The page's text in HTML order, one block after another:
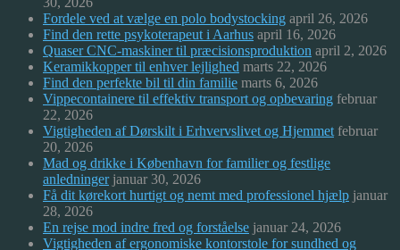
Fordele ved at vælge en polo bodystocking april 26, 2026
Find den rette psykoterapeut i Aarhus april 16, 2026
Quaser CNC-maskiner til præcisionsproduktion april 2, 2026
Keramikkopper til enhver lejlighed marts 22, 2026
Find den perfekte bil til din familie marts 6, 2026
Vippecontainere til effektiv transport og opbevaring februar
22, 2026
Vigtigheden af Dørskilt i Erhvervslivet og Hjemmet februar
20, 2026
Mad og drikke i København for familier og festlige
anledninger januar 30, 2026
Få dit kørekort hurtigt og nemt med professionel hjælp januar
28, 2026
En rejse mod indre fred og forståelse januar 24, 2026
Vigtigheden af ergonomiske kontorstole for sundhed og